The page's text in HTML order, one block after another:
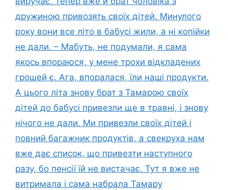
дружиною привозять своїх дітей. Минулого
року вони все літо в бабусі жили, а ні копійки
не дали. – Мабуть, не подумали, я сама
якось впораюся, у мене трохи відкладених
грошей є. Ага, впоралася, їли наші продукти.
А цього літа знову брат з Тамарою своїх
дітей до бабусі привезли ще в травні, і знову
нічого не дали. Ми привезли своїх дітей і
повний багажник продуктів, а свекруха нам
вже дає список, що привезти наступного
разу, бо пенсії їй не вистачає. Тут я вже не
витримала і сама набрала Тамару